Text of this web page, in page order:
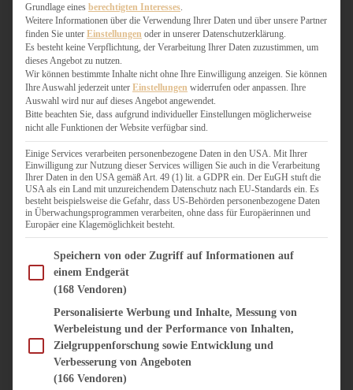
HERZHAFT
BURGER & SANDWICHES
FIX AUF DEM TISCH
FLEISCH & FISCH
GRILLEN / BARBECUE
HERZHAFTES BACKEN
ONE-POT-GERICHTE
PASTA & NUDELGERICHTE
PIZZA, TARTES & QUICHES
REIS & RISOTTO
SALATE & SNACKS
SUPPENKASPEREIEN
VORSPEISEN
SÜSS & HERZHAFT
BROTAUFSTRICH
Grundlage eines berechtigten Interesses
Weitere Informationen über die Verwendung Ihrer Daten und über unsere Partner
finden Sie unter Einstellungen oder in unserer Datenschutzerklärung.
Es besteht keine Verpflichtung, der Verarbeitung Ihrer Daten zuzustimmen, um
dieses Angebot zu nutzen.
Wir können bestimmte Inhalte nicht ohne Ihre Einwilligung anzeigen. Sie können
Ihre Auswahl jederzeit unter Einstellungen widerrufen oder anpassen. Ihre
Auswahl wird nur auf dieses Angebot angewendet.
Bitte beachten Sie, dass aufgrund individueller Einstellungen möglicherweise
nicht alle Funktionen der Website verfügbar sind.
Einige Services verarbeiten personenbezogene Daten in den USA. Mit Ihrer
Einwilligung zur Nutzung dieser Services willigen Sie auch in die Verarbeitung
Ihrer Daten in den USA gemäß Art. 49 (1) lit. a GDPR ein. Der EuGH stuft die
USA als ein Land mit unzureichendem Datenschutz nach EU-Standards ein. Es
besteht beispielsweise die Gefahr, dass US-Behörden personenbezogene Daten
in Überwachungsprogrammen verarbeiten, ohne dass für Europäerinnen und
Europäer eine Klagemöglichkeit besteht.
Im Folgenden finden Sie eine Liste der Zwecke des IAB Transparency and Consent
Speichern von oder Zugriff auf Informationen auf
einem Endgerät
(168 Vendoren)
Personalisierte Werbung und Inhalte, Messung von
Werbeleistung und der Performance von Inhalten,
Zielgruppenforschung sowie Entwicklung und
Verbesserung von Angeboten
(166 Vendoren)